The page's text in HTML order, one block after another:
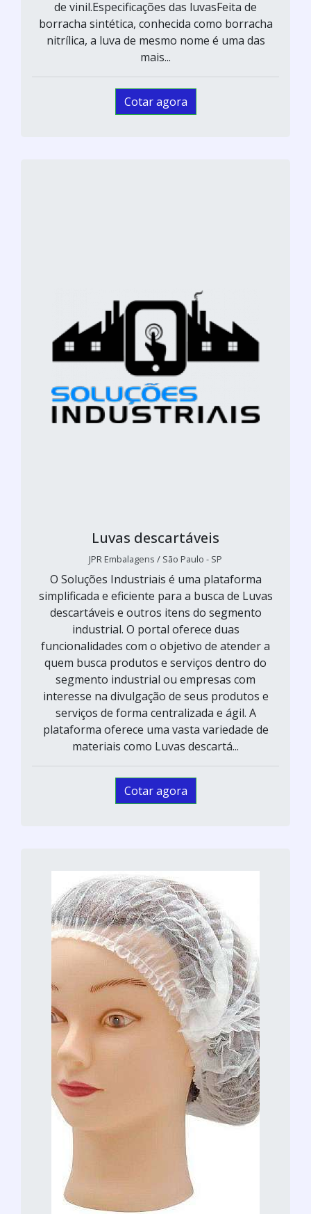
de vinil.Especificações das luvasFeita de
borracha sintética, conhecida como borracha
nitrílica, a luva de mesmo nome é uma das
mais...
Cotar agora
Luvas descartáveis
JPR Embalagens / São Paulo - SP
O Soluções Industriais é uma plataforma
simplificada e eficiente para a busca de Luvas
descartáveis e outros itens do segmento
industrial. O portal oferece duas
funcionalidades com o objetivo de atender a
quem busca produtos e serviços dentro do
segmento industrial ou empresas com
interesse na divulgação de seus produtos e
serviços de forma centralizada e ágil. A
plataforma oferece uma vasta variedade de
materiais como Luvas descartá...
Cotar agora